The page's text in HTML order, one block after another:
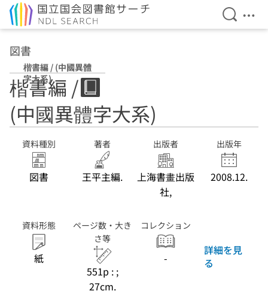
検索を
メ
図書
楷書編 / (中國異體
字大系)
楷書編 /
(中國異體字大系)
資料種別
図書
著者
王平主編.
出版者
上海書畫出版
社,
出版年
2008.12.
資料形態
紙
ページ数・大き
さ等
551p : ;
27cm.
コレクション
-
詳細を見
る